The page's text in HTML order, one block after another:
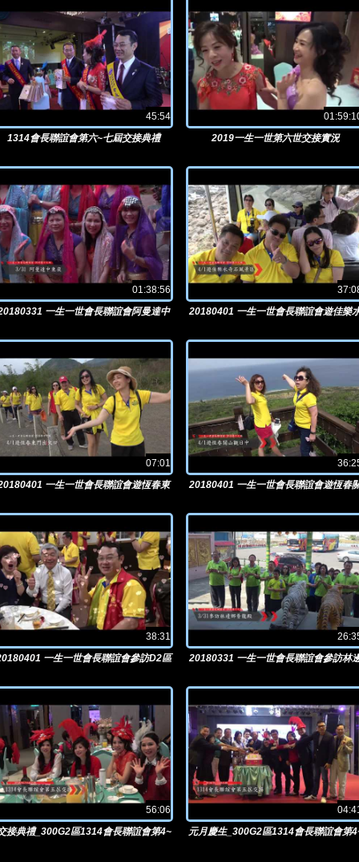
45:54
1314會長聯誼會第六~七屆交接典禮
2019一生一世第六世交接實況
01:38:56
一生一世會長聯誼會阿曼達中
20180401 一生一世會長聯誼會遊佳樂
07:01
一生一世會長聯誼會遊恆春東
20180401 一生一世會長聯誼會遊恆春
38:31
一生一世會長聯誼會參訪D2區
20180331 一生一世會長聯誼會參訪林
56:06
接典禮_300G2區1314會長聯誼會第4~
元月慶生_300G2區1314會長聯誼會第